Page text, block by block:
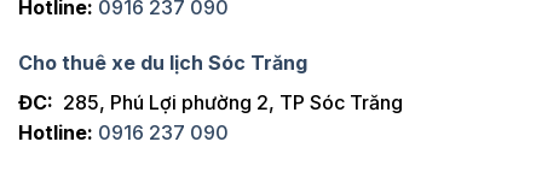
Hotline: 0916 237 090
Cho thuê xe du lịch Sóc Trăng
ĐC: 285, Phú Lợi phường 2, TP Sóc Trăng
Hotline: 0916 237 090